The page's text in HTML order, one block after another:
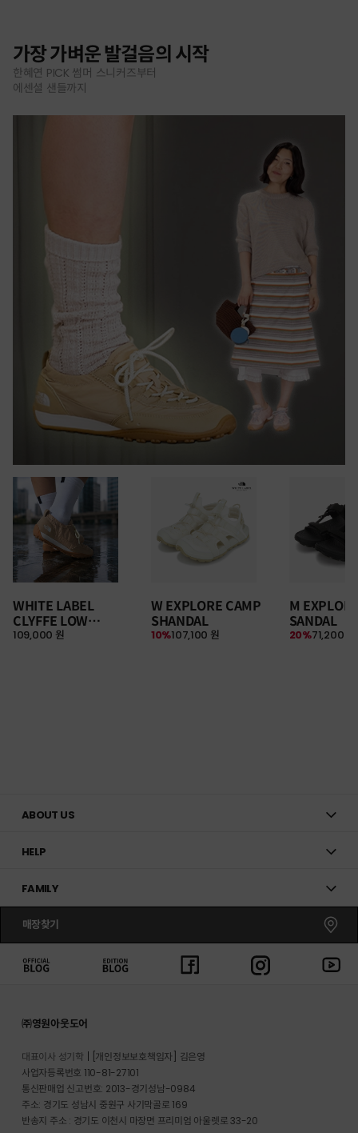
가장 가벼운 발걸음의 시작
한혜연 PICK 썸머 스니커즈부터
에센셜 샌들까지
WHITE LABEL
CLYFFE LOW
SNEAKERS
109,000 원
W EXPLORE CAMP
SHANDAL
107,100 원
10%
M
SANDAL
71,200 원
20%
ABOUT US
HELP
FAMILY
매장찾기
㈜영원아웃도어
대표이사 성기학
[개인정보보호책임자] 김은영
사업자등록번호 110-81-27101
통신판매업 신고번호: 2013-경기성남-0984
주소: 경기도 성남시 중원구 사기막골로 169
반송지 주소 : 경기도 이천시 마장면 프리미엄 아울렛로 33-20